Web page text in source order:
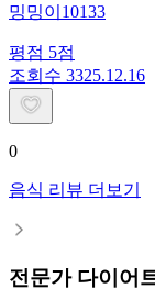
밍밍이10133
평점 5점
조회수 3325.12.16
0
음식 리뷰 더보기
전문가 다이어